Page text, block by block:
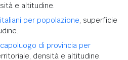
e altitudine.
per popolazione, superficie
di provincia per
densità e altitudine.